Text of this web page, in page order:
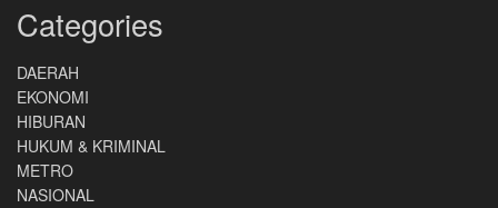
Categories
DAERAH
EKONOMI
HIBURAN
HUKUM & KRIMINAL
METRO
NASIONAL